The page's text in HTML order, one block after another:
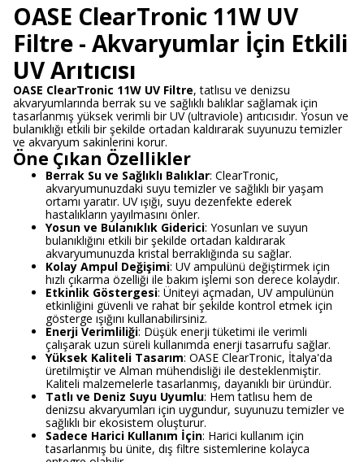
OASE ClearTronic 11W UV
Filtre - Akvaryumlar İçin Etkili
UV Arıtıcısı
OASE ClearTronic 11W UV Filtre, tatlısu ve denizsu
akvaryumlarında berrak su ve sağlıklı balıklar sağlamak için
tasarlanmış yüksek verimli bir UV (ultraviole) arıtıcısıdır. Yosun ve
bulanıklığı etkili bir şekilde ortadan kaldırarak suyunuzu temizler
ve akvaryum sakinlerini korur.
Öne Çıkan Özellikler
Berrak Su ve Sağlıklı Balıklar: ClearTronic,
akvaryumunuzdaki suyu temizler ve sağlıklı bir yaşam
ortamı yaratır. UV ışığı, suyu dezenfekte ederek
hastalıkların yayılmasını önler.
Yosun ve Bulanıklık Giderici: Yosunları ve suyun
bulanıklığını etkili bir şekilde ortadan kaldırarak
akvaryumunuzda kristal berraklığında su sağlar.
Kolay Ampul Değişimi: UV ampulünü değiştirmek için
hızlı çıkarma özelliği ile bakım işlemi son derece kolaydır.
Etkinlik Göstergesi: Üniteyi açmadan, UV ampulünün
etkinliğini güvenli ve rahat bir şekilde kontrol etmek için
gösterge ışığını kullanabilirsiniz.
Enerji Verimliliği: Düşük enerji tüketimi ile verimli
çalışarak uzun süreli kullanımda enerji tasarrufu sağlar.
Yüksek Kaliteli Tasarım: OASE ClearTronic, İtalya'da
üretilmiştir ve Alman mühendisliği ile desteklenmiştir.
Kaliteli malzemelerle tasarlanmış, dayanıklı bir üründür.
Tatlı ve Deniz Suyu Uyumlu: Hem tatlısu hem de
denizsu akvaryumları için uygundur, suyunuzu temizler ve
sağlıklı bir ekosistem oluşturur.
Sadece Harici Kullanım İçin: Harici kullanım için
tasarlanmış bu ünite, dış filtre sistemlerine kolayca